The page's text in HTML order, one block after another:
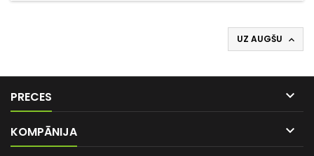
UZ AUGŠU 
PRECES 
KOMPĀNIJA 